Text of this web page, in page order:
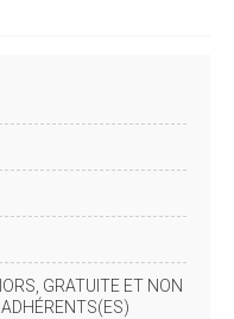
GRATUITE ET NON